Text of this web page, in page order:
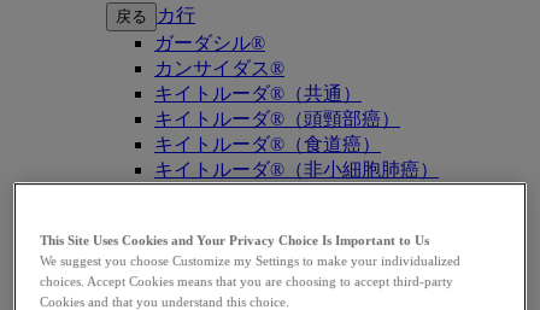
戻る
カ行
ガーダシル®
カンサイダス®
キイトルーダ®（共通）
キイトルーダ®（頭頸部癌）
キイトルーダ®（食道癌）
キイトルーダ®（非小細胞肺癌）
癌）
キイトルーダ®（胃癌）
キイトルーダ®（胆道癌）
This Site Uses Cookies and Your Privacy Choice Is Important to Us
We suggest you choose Customize my Settings to make your individualized
choices. Accept Cookies means that you are choosing to accept third-party
Cookies and that you understand this choice.